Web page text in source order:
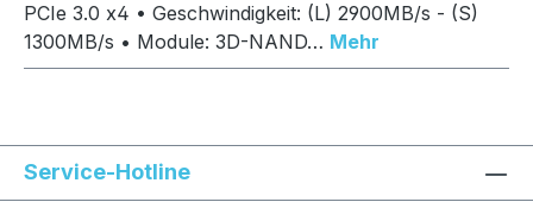
PCIe 3.0 x4 • Geschwindigkeit: (L) 2900MB/s - (S)
1300MB/s • Module: 3D-NAND… Mehr
Service-Hotline